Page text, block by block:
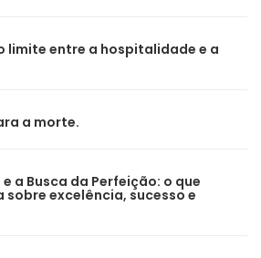
limite entre a hospitalidade e a
a morte.
a Busca da Perfeição: o que
sobre excelência, sucesso e